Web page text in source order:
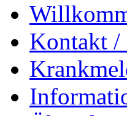
Kontakt /